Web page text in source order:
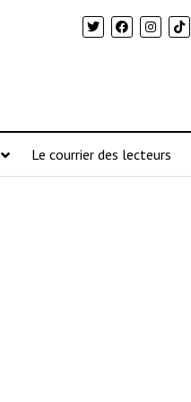
Le courrier des lecteurs